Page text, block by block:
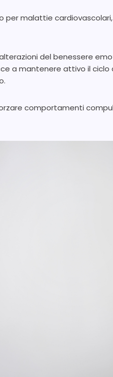
per malattie
del benessere
a mantenere attivo il ciclo
comportamenti